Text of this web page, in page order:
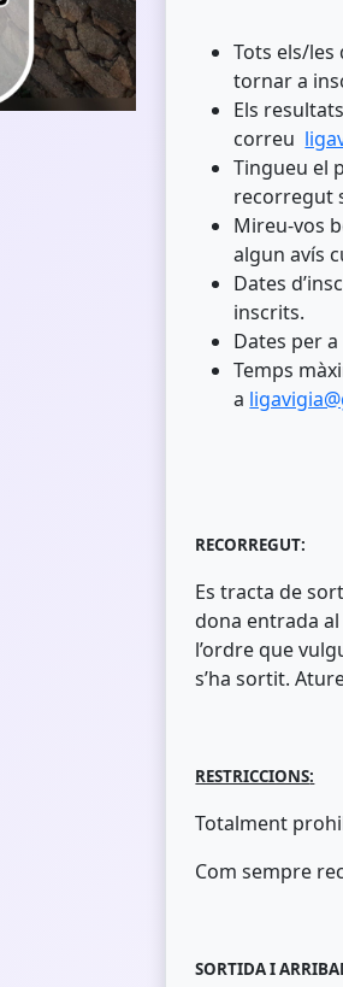
Tots els/les
tornar a
Els
correu
Tingueu el
recorregut
Mireu-vos
algun avís
Dates
inscrits.
Dates per
Temps
a
RECORREGUT:
Es tracta de
dona entrada
l’ordre que
s’ha sortit.
RESTRICCIONS:
Totalment
Com sempre
SORTIDA I